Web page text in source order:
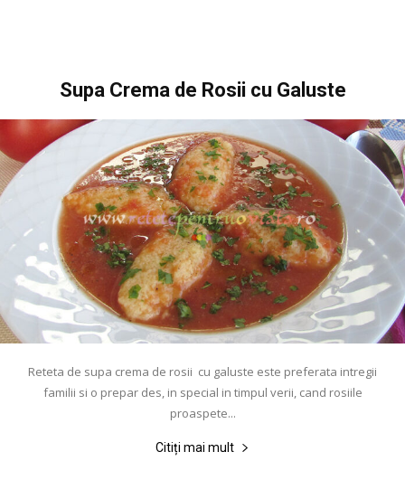
Supa Crema de Rosii cu Galuste
Reteta de supa crema de rosii cu galuste este preferata intregii
familii si o prepar des, in special in timpul verii, cand rosiile
proaspete...
Citiți mai mult